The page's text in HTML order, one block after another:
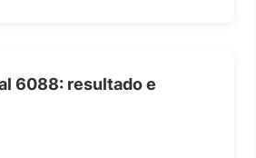
6088: resultado e